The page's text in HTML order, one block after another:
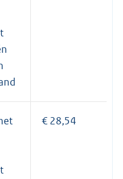
€ 28,54